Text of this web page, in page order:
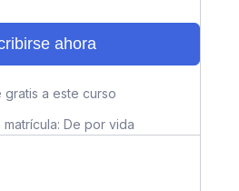
ahora
gratis a este curso
De por vida